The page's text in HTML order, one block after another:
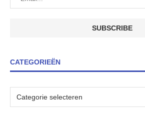
CATEGORIEËN